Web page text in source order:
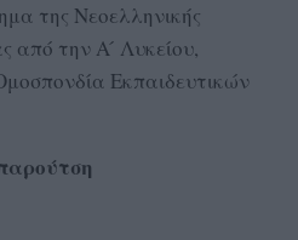
της Νεοελληνικής
από την Α ́ Λυκείου,
Εκπαιδευτικών